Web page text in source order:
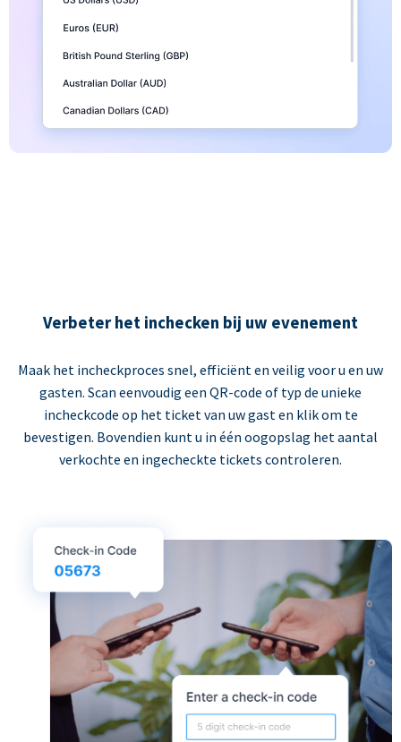
Verbeter het inchecken bij uw evenement
Maak het incheckproces snel, efficiënt en veilig voor u en uw
gasten. Scan eenvoudig een QR-code of typ de unieke
incheckcode op het ticket van uw gast en klik om te
bevestigen. Bovendien kunt u in één oogopslag het aantal
verkochte en ingecheckte tickets controleren.